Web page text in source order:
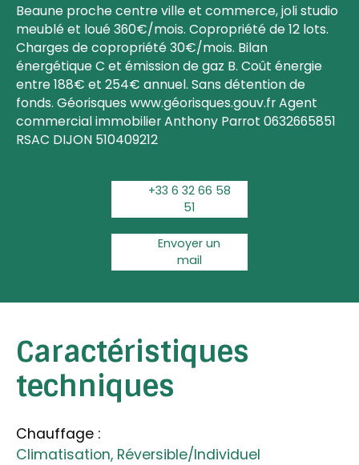
Beaune proche centre ville et commerce, joli studio
meublé et loué 360€/mois. Copropriété de 12 lots.
Charges de copropriété 30€/mois. Bilan
énergétique C et émission de gaz B. Coût énergie
entre 188€ et 254€ annuel. Sans détention de
fonds. Géorisques www.géorisques.gouv.fr Agent
commercial immobilier Anthony Parrot 0632665851
RSAC DIJON 510409212
+33 6 32 66 58
51
Envoyer un
mail
Caractéristiques
techniques
Chauffage :
Climatisation, Réversible/Individuel